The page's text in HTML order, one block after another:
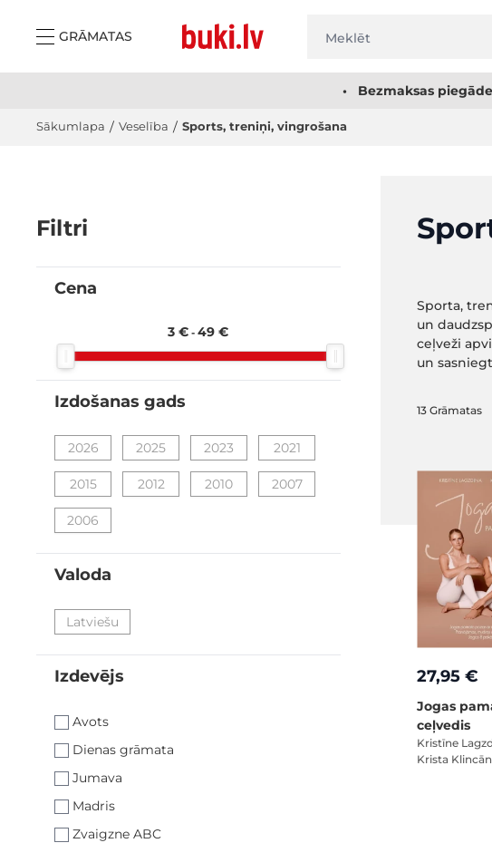
GRĀMATAS
• Bezmaksas
Sākumlapa / Veselība / Sports, treniņi, vingrošana
Filtri
Cena
3 €- 49 €
Izdošanas gads
2026
2025 2023 2021
2015 2012 2010 2007
2006
Valoda
Latviešu
Izdevējs
Avots
Dienas grāmata
Jumava
Madris
Zvaigzne ABC
Sporta,
un
ceļveži
un
13 Grāmatas
27,95 €
Jogas
ceļvedis
Kristīne
Krista